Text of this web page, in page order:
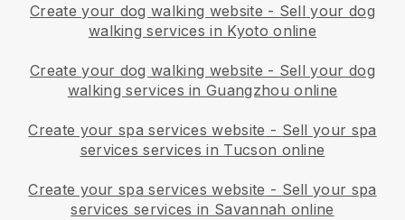
Create your dog walking website - Sell your dog
walking services in Kyoto online
Create your dog walking website - Sell your dog
walking services in Guangzhou online
Create your spa services website - Sell your spa
services services in Tucson online
Create your spa services website - Sell your spa
services services in Savannah online